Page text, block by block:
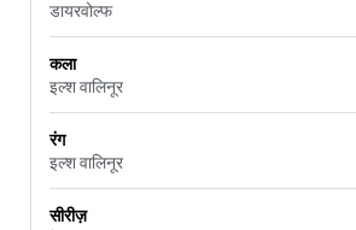
डायरवोल्फ
कला
इल्श वालिनूर
रंग
इल्श वालिनूर
सीरीज़